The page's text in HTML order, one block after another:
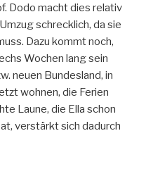
Dodo macht dies relativ
schrecklich, da sie
Dazu kommt noch,
Wochen lang sein
neuen Bundesland, in
wohnen, die Ferien
Laune, die Ella schon
verstärkt sich dadurch